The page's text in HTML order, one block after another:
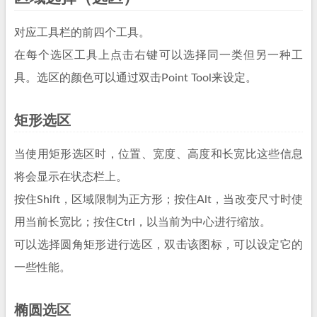
对应工具栏的前四个工具。
在每个选区工具上点击右键可以选择同一类但另一种工
具。选区的颜色可以通过双击Point Tool来设定。
矩形选区
当使用矩形选区时，位置、宽度、高度和长宽比这些信息
将会显示在状态栏上。
按住Shift，区域限制为正方形；按住Alt，当改变尺寸时使
用当前长宽比；按住Ctrl，以当前为中心进行缩放。
可以选择圆角矩形进行选区，双击该图标，可以设定它的
一些性能。
椭圆选区